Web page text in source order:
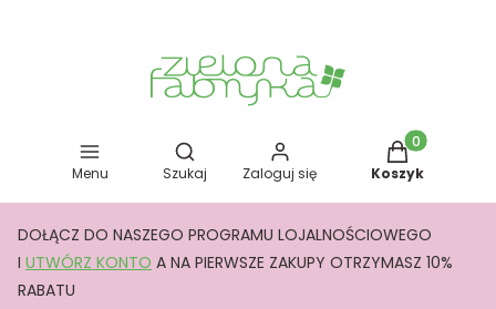
Menu
Otwórz wyszukiwarkę
Szukaj Zaloguj się
Produkty w
Koszyk
DOŁĄCZ DO NASZEGO PROGRAMU LOJALNOŚCIOWEGO
I UTWÓRZ KONTO A NA PIERWSZE ZAKUPY OTRZYMASZ 10%
RABATU